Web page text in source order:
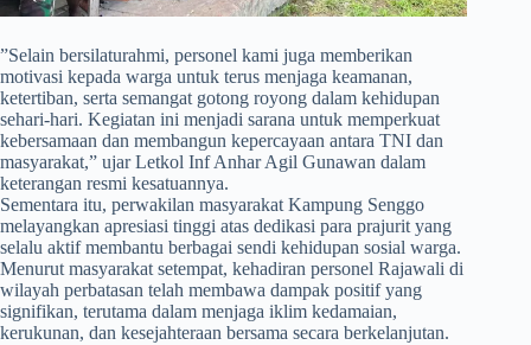
​”Selain bersilaturahmi, personel kami juga memberikan
motivasi kepada warga untuk terus menjaga keamanan,
ketertiban, serta semangat gotong royong dalam kehidupan
sehari-hari. Kegiatan ini menjadi sarana untuk memperkuat
kebersamaan dan membangun kepercayaan antara TNI dan
masyarakat,” ujar Letkol Inf Anhar Agil Gunawan dalam
keterangan resmi kesatuannya.
Sementara itu, perwakilan masyarakat Kampung Senggo
melayangkan apresiasi tinggi atas dedikasi para prajurit yang
selalu aktif membantu berbagai sendi kehidupan sosial warga.
Menurut masyarakat setempat, kehadiran personel Rajawali di
wilayah perbatasan telah membawa dampak positif yang
signifikan, terutama dalam menjaga iklim kedamaian,
kerukunan, dan kesejahteraan bersama secara berkelanjutan.